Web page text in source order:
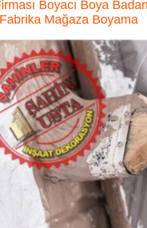
Boyacı Boya
Fabrika Mağaza Boyama